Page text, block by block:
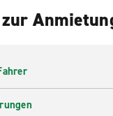
Mitarbeitern.
genießen Sie